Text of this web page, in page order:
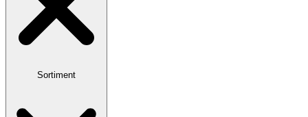
Sortiment